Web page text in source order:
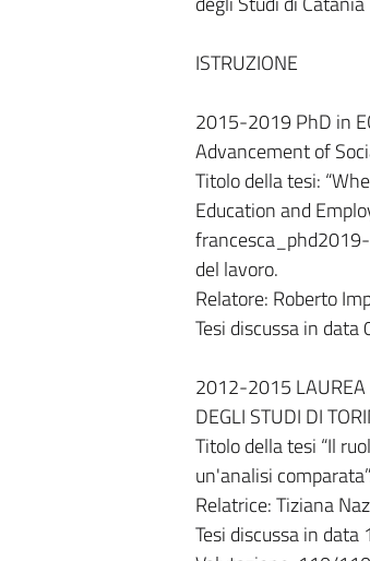
ISTRUZIONE
2015-2019 PhD in
Advancement of
Titolo della tesi:
Education and
del lavoro.
Relatore: Roberto
Tesi discussa in
2012-2015 LAUREA
DEGLI STUDI DI
Titolo della tesi “Il
un'analisi
Relatrice: Tiziana
Tesi discussa in